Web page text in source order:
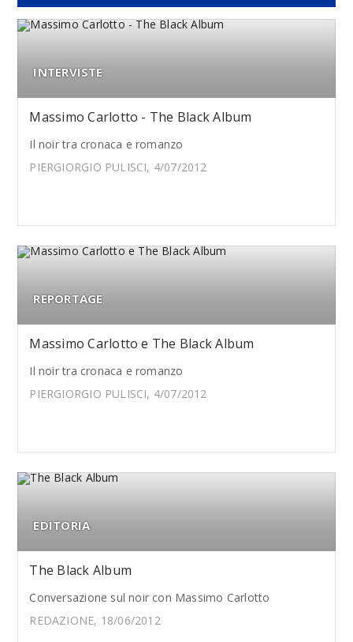
INTERVISTE
Massimo Carlotto - The Black Album
Il noir tra cronaca e romanzo
PIERGIORGIO PULISCI, 4/07/2012
REPORTAGE
Massimo Carlotto e The Black Album
Il noir tra cronaca e romanzo
PIERGIORGIO PULISCI, 4/07/2012
EDITORIA
The Black Album
Conversazione sul noir con Massimo Carlotto
REDAZIONE, 18/06/2012